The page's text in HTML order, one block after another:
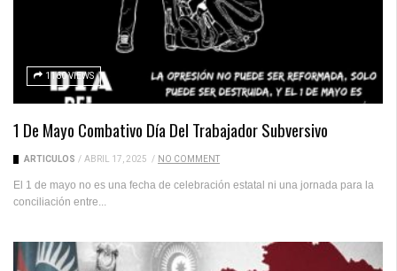
1160 VIEWS
1 De Mayo Combativo Día Del Trabajador Subversivo
ARTICULOS / ABRIL 17, 2025 / NO COMMENT
El 1 de mayo no es una fecha de celebración estatal ni una jornada para la
conciliación entre...